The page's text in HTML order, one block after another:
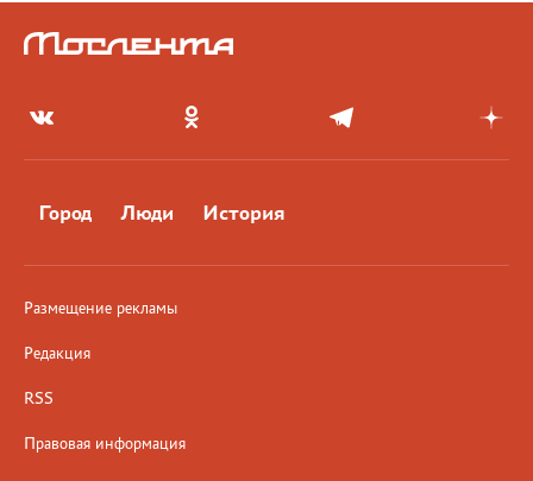
Город Люди История
Размещение рекламы
Редакция
RSS
Правовая информация